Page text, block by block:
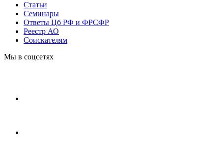
Статьи
Cеминары
Ответы Цб РФ и ФРСФР
Реестр АО
Соискателям
Мы в соцсетях